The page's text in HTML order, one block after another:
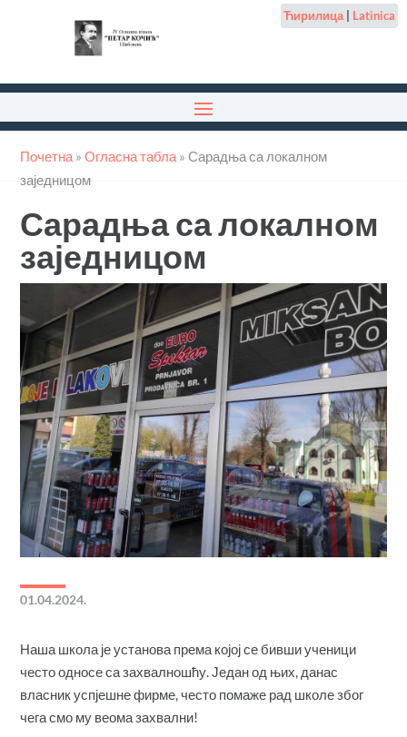
Ћирилица| Latinica
Почетна »Огласна табла »Сарадња са локалном
заједницом
Сарадња са локалном
заједницом
01.04.2024.
Наша школа је установа према којој се бивши ученици
често односе са захвалношћу. Један од њих, данас
власник успјешне фирме, често помаже рад школе због
чега смо му веома захвални!